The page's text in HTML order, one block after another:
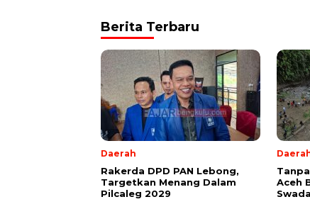
Berita Terbaru
Daerah
Rakerda DPD PAN Lebong,
Targetkan Menang Dalam
Pilcaleg 2029
Aceh